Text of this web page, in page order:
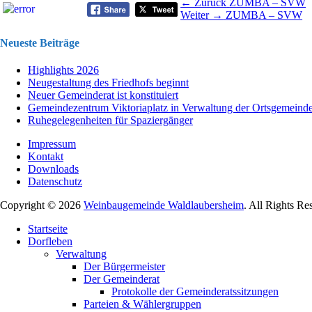
Beitragsnavigation ← Zurück
Beitrag:
ZUMBA – SVW
Weiter → Nächster
ZUMBA – SVW
Neueste Beiträge
Highlights 2026
Neugestaltung des Friedhofs beginnt
Neuer Gemeinderat ist konstituiert
Gemeindezentrum Viktoriaplatz in Verwaltung der
Ruhegelegenheiten für Spaziergänger
Impressum
Kontakt
Downloads
Datenschutz
Copyright © 2026 Weinbaugemeinde Waldlaubersheim. All Rights
oben
scrollen
Startseite
Dorfleben
Verwaltung
Der Bürgermeister
Der Gemeinderat
Protokolle der Gemeinderatssitzungen
Parteien & Wählergruppen